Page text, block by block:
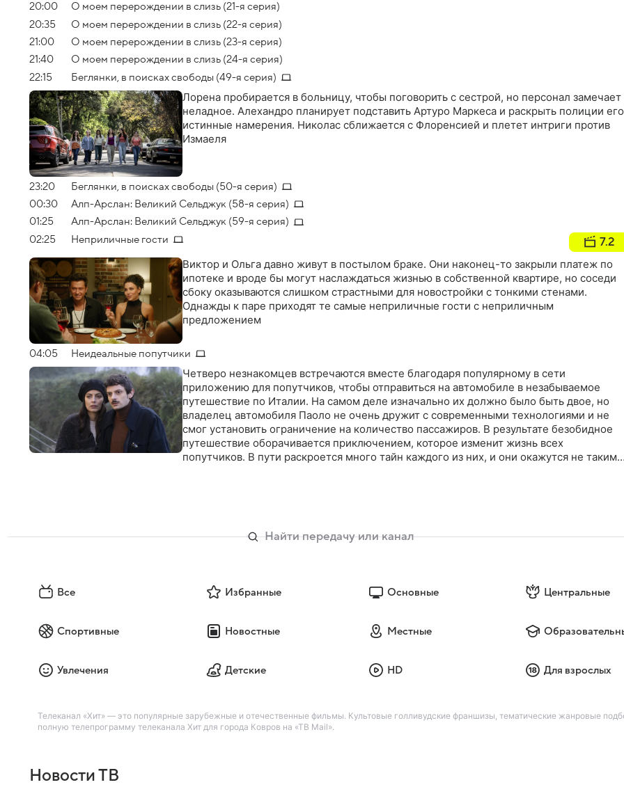
20:00
О моем перерождении в слизь (21-я серия)
20:35
О моем перерождении в слизь (22-я серия)
21:00
О моем перерождении в слизь (23-я серия)
21:40
О моем перерождении в слизь (24-я серия)
22:15
Беглянки, в поисках свободы (49-я серия)
Лорена пробирается в больницу, чтобы поговорить с сестрой, но персонал замечает
неладное. Алехандро планирует подставить Артуро Маркеса и раскрыть полиции его
истинные намерения. Николас сближается с Флоренсией и плетет интриги против
Измаеля
23:20
Беглянки, в поисках свободы (50-я серия)
00:30
Алп-Арслан: Великий Сельджук (58-я серия)
01:25
Алп-Арслан: Великий Сельджук (59-я серия)
02:25
Неприличные гости 7.2
Виктор и Ольга давно живут в постылом браке. Они наконец-то закрыли платеж по
ипотеке и вроде бы могут наслаждаться жизнью в собственной квартире, но соседи
сбоку оказываются слишком страстными для новостройки с тонкими стенами.
Однажды к паре приходят те самые неприличные гости с неприличным
предложением
04:05 Неидеальные попутчики
Четверо незнакомцев встречаются вместе благодаря популярному в сети
приложению для попутчиков, чтобы отправиться на автомобиле в незабываемое
путешествие по Италии. На самом деле изначально их должно было быть двое, но
владелец автомобиля Паоло не очень дружит с современными технологиями и не
смог установить ограничение на количество пассажиров. В результате безобидное
путешествие оборачивается приключением, которое изменит жизнь всех
попутчиков. В пути раскроется много тайн каждого из них, и они окажутся не такими
Все Избранные Основные Центральные
Спортивные Новостные Местные
Увлечения Детские HD Для взрослых
Телеканал «Хит» — это популярные зарубежные и отечественные фильмы. Культовые голливудские франшизы, тематические жанровые
полную телепрограмму телеканала Хит для города Ковров на «ТВ Mail».
Новости ТВ